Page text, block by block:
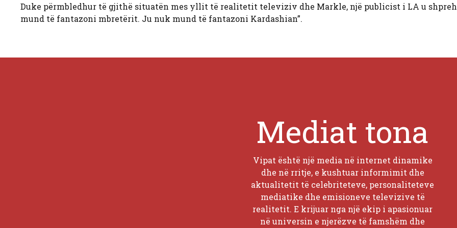
Duke përmbledhur të gjithë situatën mes yllit të realitetit televiziv dhe Markle, një publicist i LA u
mund të fantazoni mbretërit. Ju nuk mund të fantazoni Kardashian”.
Mediat tona
Vipat është një media në internet dinamike
dhe në rritje, e kushtuar informimit dhe
aktualitetit të celebriteteve, personaliteteve
mediatike dhe emisioneve televizive të
realitetit. E krijuar nga një ekip i apasionuar
në universin e njerëzve të famshëm dhe